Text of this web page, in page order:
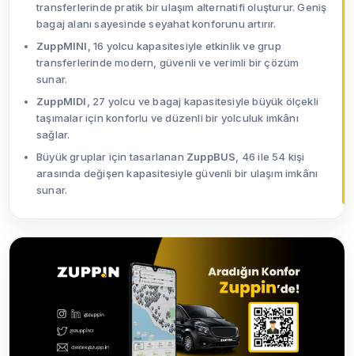
transferlerinde pratik bir ulaşım alternatifi oluşturur. Geniş
bagaj alanı sayesinde seyahat konforunu artırır.
ZuppMINI , 16 yolcu kapasitesiyle etkinlik ve grup
transferlerinde modern, güvenli ve verimli bir çözüm
sunar.
ZuppMIDI
, 27 yolcu ve bagaj kapasitesiyle büyük ölçekli
taşımalar için konforlu ve düzenli bir yolculuk imkânı
sağlar.
Büyük gruplar için tasarlanan ZuppBUS , 46 ile 54 kişi
arasında değişen kapasitesiyle güvenli bir ulaşım imkânı
sunar.